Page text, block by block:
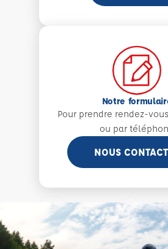
Notre
Pour prendre rendez-
ou par
NOUS